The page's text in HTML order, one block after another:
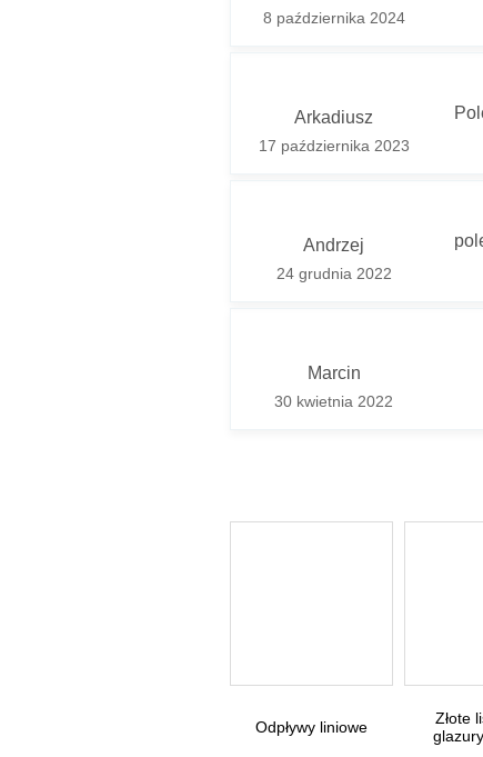
8 października 2024
Arkadiusz
17 października 2023
Andrzej
24 grudnia 2022
Marcin
30 kwietnia 2022
Odpływy liniowe
Złote
Z